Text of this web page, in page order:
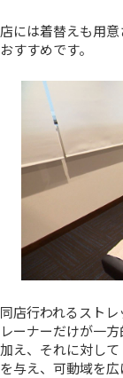
店には着替えも用
おすすめです。
同店行われるスト
レーナーだけが一
加え、それに対し
を与え、可動域を広